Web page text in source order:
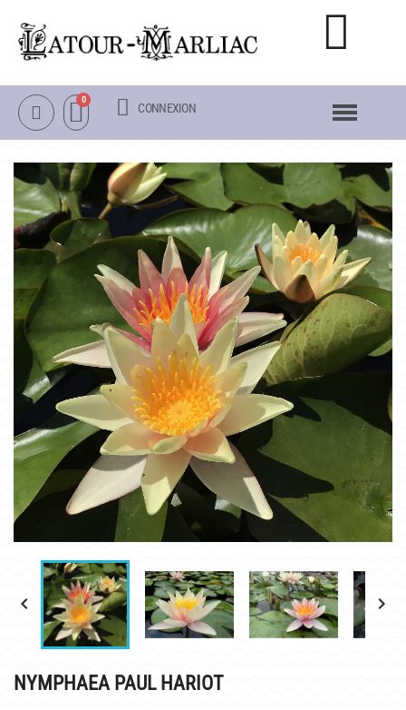
NOTRE CATALOGUE
NÉNUPHARS RUSTIQUES
NÉNUPHARS TROPICAUX
LOTUS
AUTRES PLANTES AQUATIQUES
PACKS & ACCESSOIRES
OBJETS
LA VISITE
INFOS PRATIQUES
PLAN & PHOTOS DU SITE
POUR LES ENFANTS
GROUPES ADULTES & SCOLAIRES
CAFÉ MARLIACEA
HORAIRES ET ACCÈS
NOS SOIRÉES ESTIVALES
CONNEXION
 
NYMPHAEA PAUL HARIOT